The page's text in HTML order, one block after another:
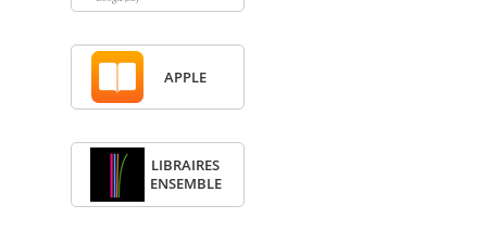
APPLE
LIBRAIRES
ENSEMBLE